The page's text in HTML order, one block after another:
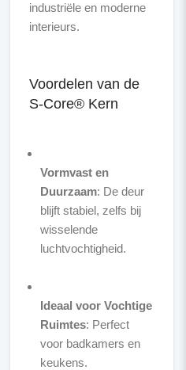
industriële en moderne
interieurs.
Voordelen van de
S-Core® Kern
Vormvast en
Duurzaam: De deur
blijft stabiel, zelfs bij
wisselende
luchtvochtigheid.
Ideaal voor Vochtige
Ruimtes: Perfect
voor badkamers en
keukens.